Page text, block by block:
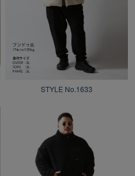
STYLE No.1633